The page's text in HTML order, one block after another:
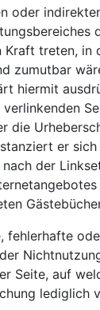
oder
Kraft treten, in
zumutbar
hiermit
die
er
nach der
fehlerhafte
Seite, auf
lediglich